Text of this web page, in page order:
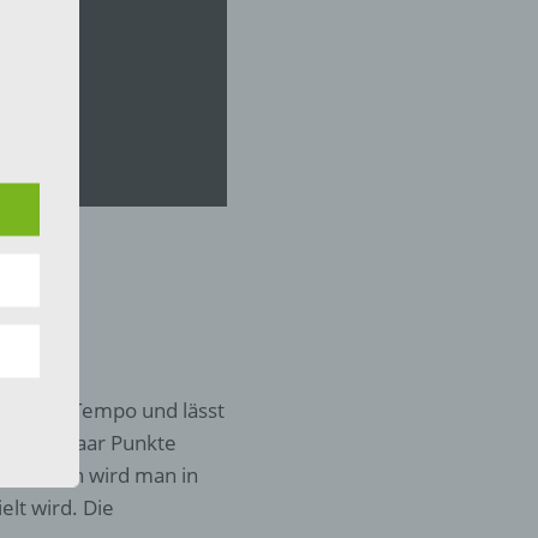
hohes Tempo und lässt
ein paar Punkte
nach wird man in
wird. Die